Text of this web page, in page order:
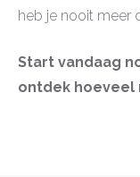
heb je nooit meer
Start vandaag
ontdek hoeveel